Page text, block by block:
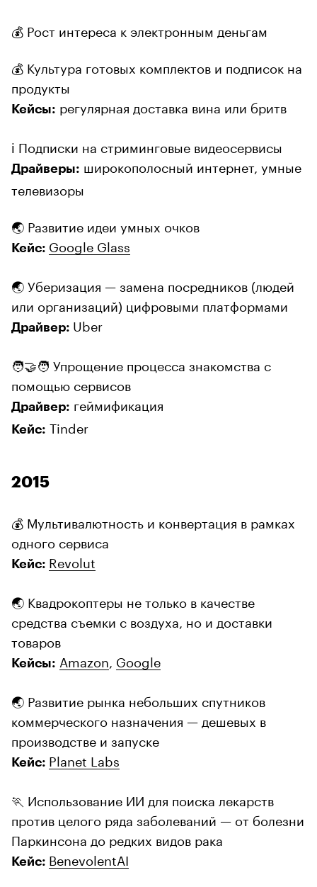
💰 Рост интереса к электронным деньгам
💰 Культура готовых комплектов и подписок на
продукты
Кейсы: регулярная доставка вина или бритв
ℹ️ Подписки на стриминговые видеосервисы
Драйверы: широкополосный интернет, умные
телевизоры
🌏 Развитие идеи умных очков
Кейс: Google Glass
🌏 Уберизация — замена посредников (людей
или организаций) цифровыми платформами
Драйвер: Uber
🧑‍🤝‍🧑 Упрощение процесса знакомства с
помощью сервисов
Драйвер: геймификация
Кейс: Tinder
2015
💰 Мультивалютность и конвертация в рамках
одного сервиса
Кейс: Revolut
🌏 Квадрокоптеры не только в качестве
средства съемки с воздуха, но и доставки
товаров
Кейсы: Amazon Google
🌏 Развитие рынка небольших спутников
коммерческого назначения — дешевых в
производстве и запуске
Кейс: Planet Labs
🏃 Использование ИИ для поиска лекарств
против целого ряда заболеваний — от болезни
Паркинсона до редких видов рака
Кейс: BenevolentAI